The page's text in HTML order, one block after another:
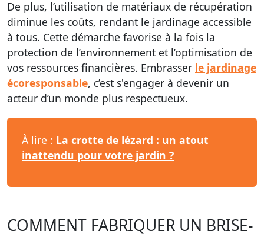
De plus, l’utilisation de matériaux de récupération
diminue les coûts, rendant le jardinage accessible
à tous. Cette démarche favorise à la fois la
protection de l’environnement et l’optimisation de
vos ressources financières. Embrasser le jardinage
écoresponsable, c’est s'engager à devenir un
acteur d’un monde plus respectueux.
À lire : La crotte de lézard : un atout
inattendu pour votre jardin ?
COMMENT FABRIQUER UN BRISE-